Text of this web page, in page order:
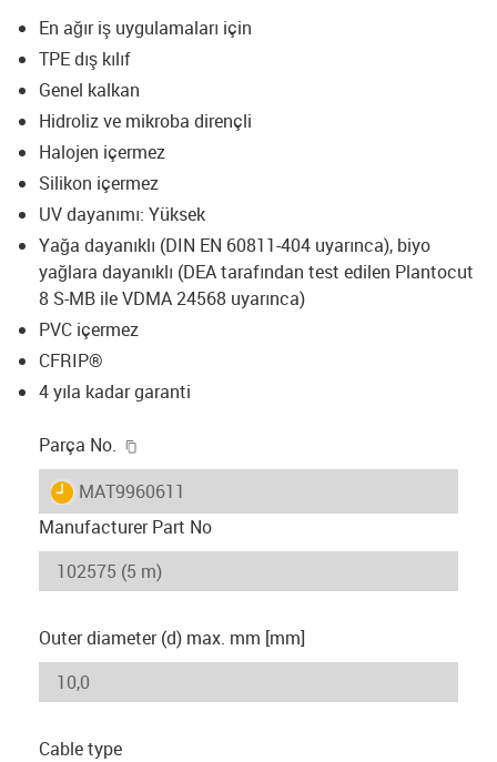
En ağır iş uygulamaları için
TPE dış kılıf
Genel kalkan
Hidroliz ve mikroba dirençli
Halojen içermez
Silikon içermez
UV dayanımı: Yüksek
Yağa dayanıklı (DIN EN 60811-404 uyarınca), biyo
yağlara dayanıklı (DEA tarafından test edilen Plantocut
8 S-MB ile VDMA 24568 uyarınca)
PVC içermez
CFRIP®
4 yıla kadar garanti
Parça No.
igus-icon-lieferzeit
MAT9960611
Manufacturer Part No
Outer diameter (d) max. mm [mm]
Cable type